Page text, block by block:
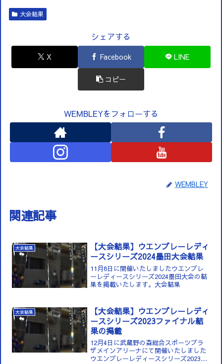
大会結果
シェアする
X Facebook LINE
コピー
WEMBLEYをフォローする
WEMBLEY
関連記事
大会結果
【大会結果】ウエンブレーレディ
ースシリーズ2024墨田大会結果
11月8日に開催いたしましたウエンブレ
ーレディースシリーズ2024墨田大会の結
果を掲載いたします。大会結果
大会結果
【大会結果】ウエンブレーレディ
ースシリーズ2023ファイナル結
果の掲載
12月4日に武蔵野の森総合スポーツプラ
ザメインアリーナにて開催いたしました
ウエンブレーレディースシリーズ2023フ